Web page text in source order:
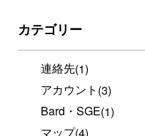
カテゴリー
連絡先(1)
アカウント (3)
Bard・SGE(1)
マップ(4)